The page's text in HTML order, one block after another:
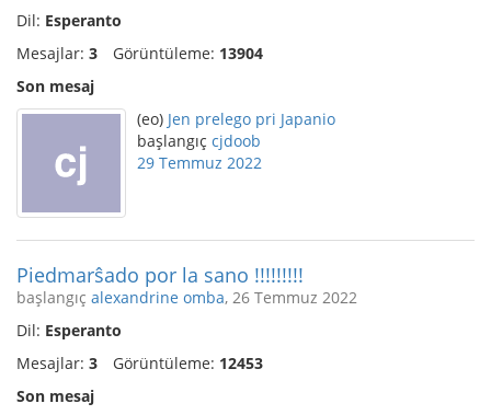
Dil: Esperanto
Mesajlar: 3 Görüntüleme: 13904
Son mesaj
(eo) Jen prelego pri Japanio
başlangıç cjdoob
29 Temmuz 2022
Piedmarŝado por la sano !!!!!!!!!
başlangıç alexandrine omba, 26 Temmuz 2022
Dil: Esperanto
Mesajlar: 3 Görüntüleme: 12453
Son mesaj